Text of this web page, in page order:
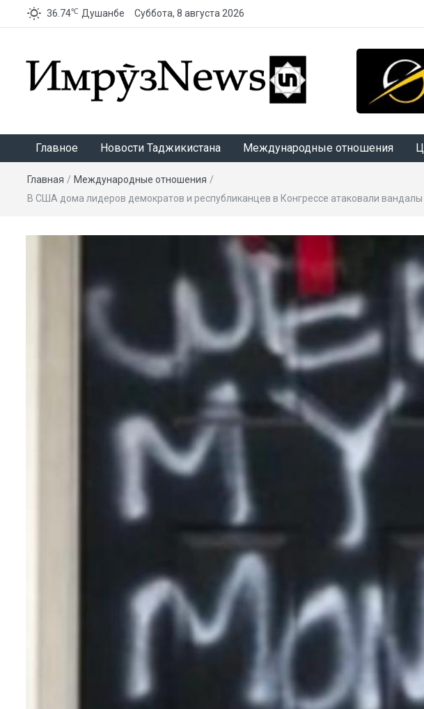
36.74℃ Душанбе Суббота, 8 августа 2026
Главное Новости Таджикистана Международные отношения
Главная / Международные отношения /
В США дома лидеров демократов и республиканцев в Конгрессе атаковали